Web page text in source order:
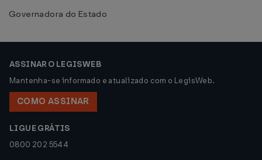
Governadora do Estado
ASSINAR O LEGISWEB
Mantenha-se informado e atualizado com o LegisWeb.
COMO ASSINAR
LIGUE GRÁTIS
0800 202 5544